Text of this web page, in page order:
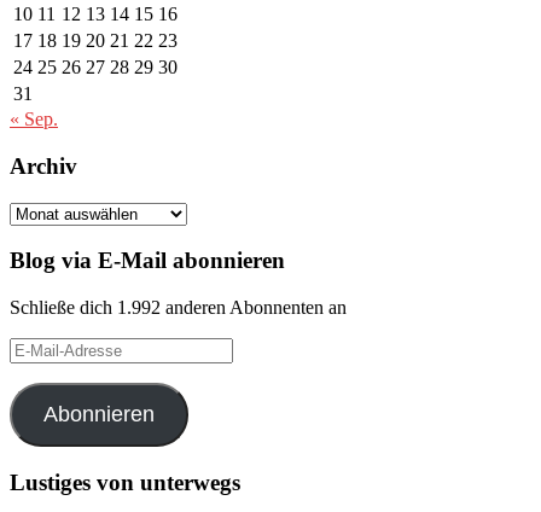
10 11 12 13 14 15 16
17 18 19 20 21 22 23
24 25 26 27 28 29 30
31
« Sep.
Archiv
Archiv
Blog via E-Mail abonnieren
Schließe dich 1.992 anderen Abonnenten an
E-
Mail-
Adresse
Abonnieren
Lustiges von unterwegs